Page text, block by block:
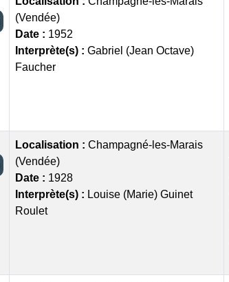
(Vendée)
Date : 1952
Interprète(s) : Gabriel (Jean Octave)
Faucher
Localisation : Champagné-les-Marais
(Vendée)
Date : 1928
Interprète(s) : Louise (Marie) Guinet
Roulet